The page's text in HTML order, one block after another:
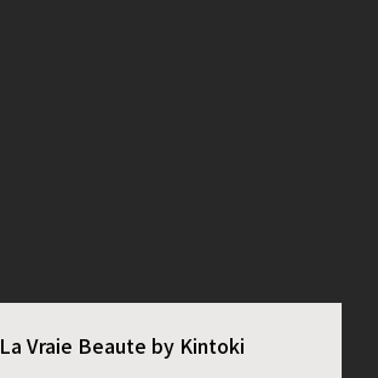
La Vraie Beaute by Kintoki